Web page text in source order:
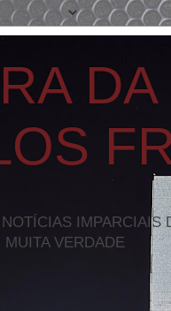
NOTÍCIAS
VERDADE